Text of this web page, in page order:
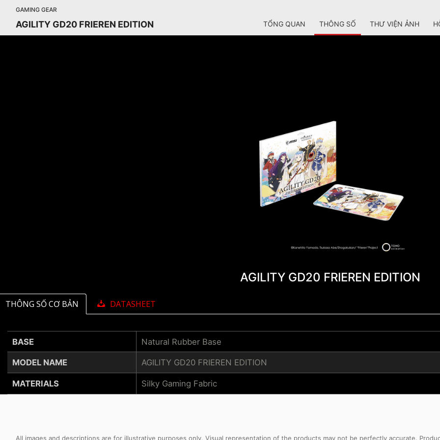
GAMING GEAR
AGILITY GD20 FRIEREN EDITION TỔNG QUAN THÔNG SỐ THƯ VIỆN ẢNH
AGILITY GD20 FRIEREN EDITION
THÔNG SỐ CƠ BẢN DATASHEET
BASE
MODEL NAME
MATERIALS
Natural Rubber Base
AGILITY GD20 FRIEREN EDITION
Silky Gaming Fabric
All images and descriptions are for illustrative purposes only. Visual representation of the products may not be perfectly accurate.